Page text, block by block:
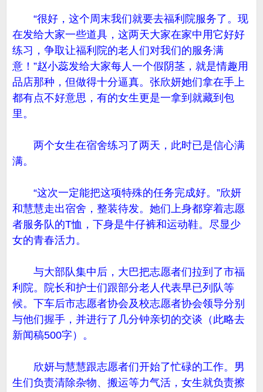
“很好，这个周末我们就要去福利院服务了。现
在发给大家一些道具，这两天大家在家中用它好好
练习，争取让福利院的老人们对我们的服务满
意！”赵小蕊发给大家每人一个假阴茎，就是情趣用
品店那种，但做得十分逼真。张欣妍她们拿在手上
都有点不好意思，有的女生更是一拿到就藏到包
里。
两个女生在宿舍练习了两天，此时已是信心满
满。
“这次一定能把这项特殊的任务完成好。”欣妍
和慧慧走出宿舍，整装待发。她们上身都穿着志愿
者服务队的T恤，下身是牛仔裤和运动鞋。尽显少
女的青春活力。
与大部队集中后，大巴把志愿者们拉到了市福
利院。院长和护士们跟部分老人代表早已列队等
候。下车后市志愿者协会及校志愿者协会领导分别
与他们握手，并进行了几分钟亲切的交谈（此略去
新闻稿500字）。
欣妍与慧慧跟志愿者们开始了忙碌的工作。男
生们负责清除杂物、搬运等力气活，女生就负责擦